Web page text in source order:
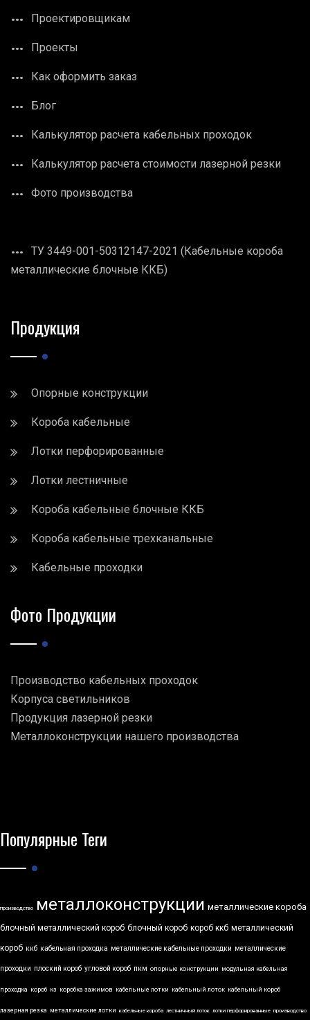
Проектировщикам
Проекты
Как оформить заказ
Блог
Калькулятор расчета кабельных проходок
Калькулятор расчета стоимости лазерной резки
Фото производства
ТУ 3449-001-50312147-2021 (Кабельные короба
металлические блочные ККБ)
Продукция
Опорные конструкции
Короба кабельные
Лотки перфорированные
Лотки лестничные
Короба кабельные блочные ККБ
Короба кабельные трехканальные
Кабельные проходки
Фото Продукции
Производство кабельных проходок
Корпуса светильников
Продукция лазерной резки
Металлоконструкции нашего производства
Популярные Теги
производство металлоконструкции металлические короба
блочный металлический короб блочный короб короб ккб металлический
короб ккб кабельная проходка металлические кабельные проходки металлические
проходки плоский короб угловой короб пкм опорные конструкции модульная кабельная
проходка короб кз коробка зажимов кабельные лотки кабельный лоток кабельный короб
лазерная резка металлические лотки кабельные короба лестничный лоток лотки перфорированные производство